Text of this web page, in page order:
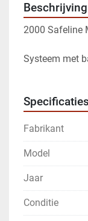
Beschrijving
2000 Safeline
Systeem met
Specificaties
Fabrikant
Model
Jaar
Conditie